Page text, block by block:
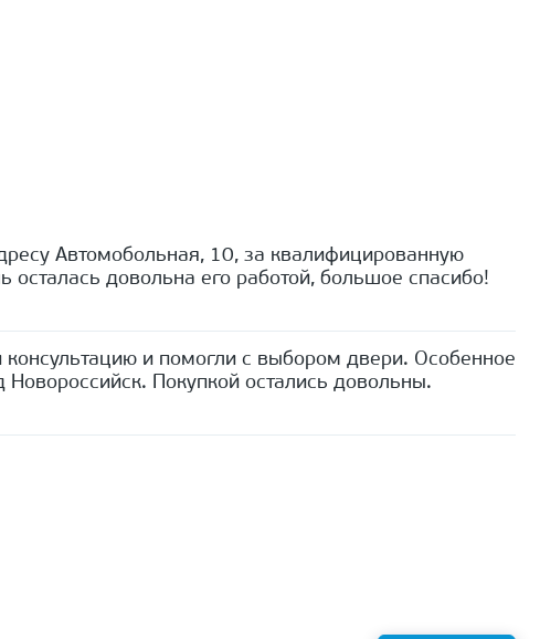
Автомобольная, 10, за квалифицированную
довольна его работой, большое спасибо!
и помогли с выбором двери. Особенное
Покупкой остались довольны.